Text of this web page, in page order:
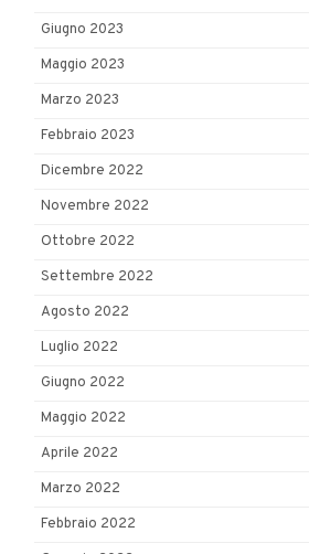
Giugno 2023
Maggio 2023
Marzo 2023
Febbraio 2023
Dicembre 2022
Novembre 2022
Ottobre 2022
Settembre 2022
Agosto 2022
Luglio 2022
Giugno 2022
Maggio 2022
Aprile 2022
Marzo 2022
Febbraio 2022